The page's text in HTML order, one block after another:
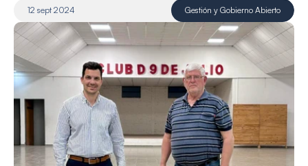
12 sept 2024 Gestión y Gobierno Abierto